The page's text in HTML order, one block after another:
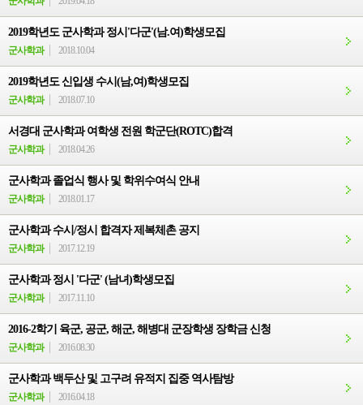
2019학년도 군사학과 정시'다군'(남.여)학생모집
군사학과 2018.10.04
2019학년도 신입생 수시(남,여)학생모집
군사학과 2018.07.10
서경대 군사학과 여학생 전원 학군단(ROTC)합격
군사학과 2018.04.26
군사학과 졸업식 행사 및 학위수여식 안내
군사학과 2018.01.17
군사학과 수시/정시 합격자 제복체촌 공지
군사학과 2017.12.19
군사학과 정시 '다군' (남녀)학생모집
군사학과 2017.11.10
2016-2학기 육군, 공군, 해군, 해병대 군장학생 장학금 신청
군사학과 2016.08.30
군사학과 백두산 및 고구려 유적지 집중 역사탐방
군사학과 2016.04.18